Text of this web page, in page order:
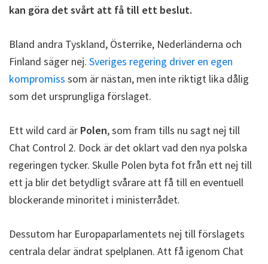
kan göra det svårt att få till ett beslut.
Bland andra Tyskland, Österrike, Nederländerna och
Finland säger nej. Sveriges regering driver en egen
kompromiss som är nästan, men inte riktigt lika dålig
som det ursprungliga förslaget.
Ett wild card är Polen, som fram tills nu sagt nej till
Chat Control 2. Dock är det oklart vad den nya polska
regeringen tycker. Skulle Polen byta fot från ett nej till
ett ja blir det betydligt svårare att få till en eventuell
blockerande minoritet i ministerrådet.
Dessutom har Europaparlamentets nej till förslagets
centrala delar ändrat spelplanen. Att få igenom Chat